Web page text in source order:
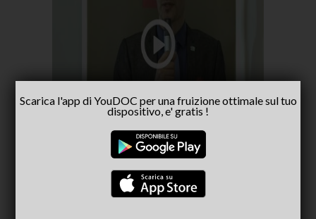
CONSIGLIATI PER TE(ACTIVE TAB)
Scarica l'app di YouDOC per una fruizione ottimale sul tuo
dispositivo, e' gratis !